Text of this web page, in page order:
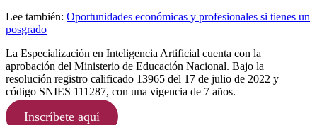
Lee también: Oportunidades económicas y profesionales si tienes un
posgrado
La Especialización en Inteligencia Artificial cuenta con la
aprobación del Ministerio de Educación Nacional. Bajo la
resolución registro calificado 13965 del 17 de julio de 2022 y
código SNIES 111287, con una vigencia de 7 años.
Inscríbete aquí